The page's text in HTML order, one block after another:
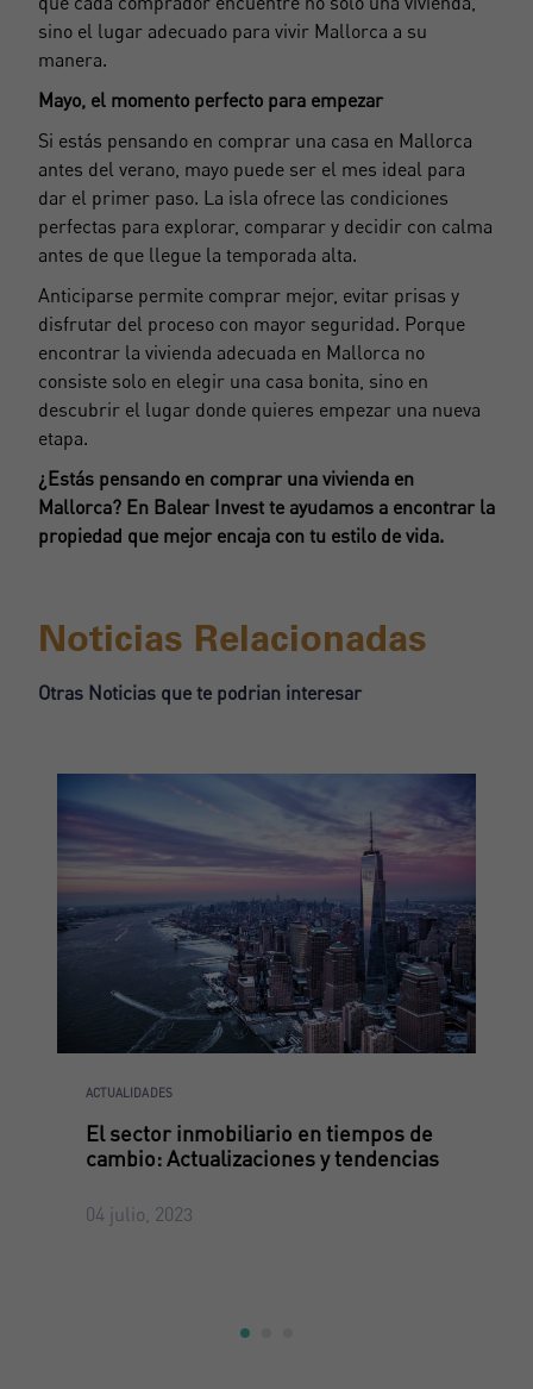
sino el lugar adecuado para vivir Mallorca a su
manera.
Mayo, el momento perfecto para empezar
Si estás pensando en comprar una casa en Mallorca
antes del verano, mayo puede ser el mes ideal para
dar el primer paso. La isla ofrece las condiciones
perfectas para explorar, comparar y decidir con calma
antes de que llegue la temporada alta.
Anticiparse permite comprar mejor, evitar prisas y
disfrutar del proceso con mayor seguridad. Porque
encontrar la vivienda adecuada en Mallorca no
consiste solo en elegir una casa bonita, sino en
descubrir el lugar donde quieres empezar una nueva
etapa.
¿Estás pensando en comprar una vivienda en
Mallorca? En Balear Invest te ayudamos a encontrar la
propiedad que mejor encaja con tu estilo de vida.
Noticias Relacionadas
Otras Noticias que te podrian interesar
ACTUALIDADES
El sector inmobiliario en tiempos de
cambio: Actualizaciones y tendencias
04 julio, 2023
Registrarse